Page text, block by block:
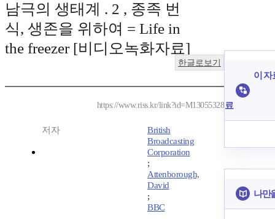
남극의 생태계 . 2 , 종족 번
식, 생존을 위하여 = Life in
the freezer [비디오녹화자료]
한글로보기
https://www.riss.kr/link?id=M13055328
저자
British
Broadcasting
Corporation
;
Attenborough,
David
;
BBC
이 자
료
나만